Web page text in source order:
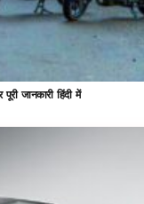
जानकारी हिंदी में